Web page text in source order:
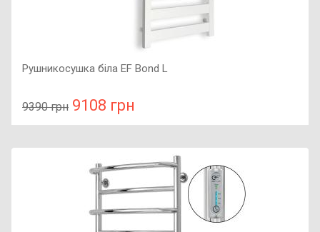
Рушникосушка біла EF Bond L
9390 грн 9108 грн
Колір: білий, Підключення: ліве, Потужність: 175 Вт,
Розмір: 1050х540х82,